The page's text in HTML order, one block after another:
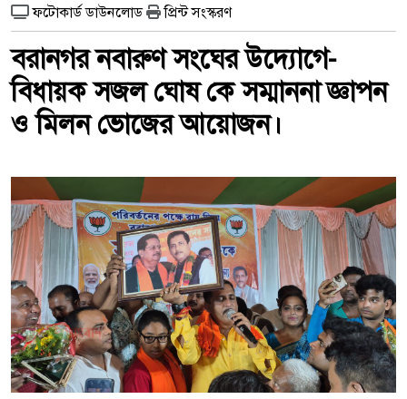
ফটোকার্ড ডাউনলোড
প্রিন্ট সংস্করণ
বরানগর নবারুণ সংঘের উদ্যোগে-
বিধায়ক সজল ঘোষ কে সম্মাননা জ্ঞাপন
ও মিলন ভোজের আয়োজন।